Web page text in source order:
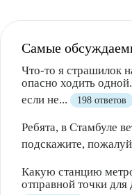
Самые
Что-то я страшилок
опасно ходить
если не...
198 ответов
Ребята, в Стамбуле
подскажите,
Какую станцию
отправной точки